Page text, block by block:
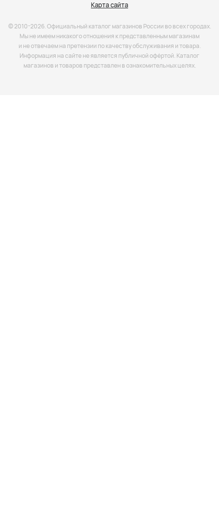
Карта сайта
© 2010-2026. Официальный каталог магазинов России во всех городах.
Мы не имеем никакого отношения к представленным магазинам
и не отвечаем на претензии по качеству обслуживания и товара.
Информация на сайте не является публичной офёртой. Каталог
магазинов и товаров представлен в ознакомительных целях.